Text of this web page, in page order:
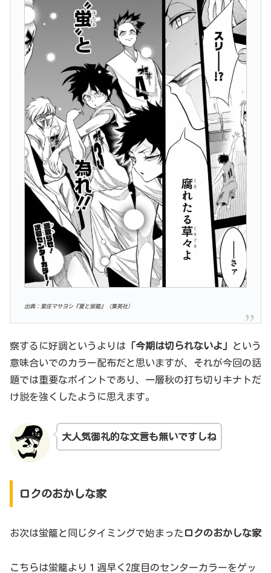
出典：里庄マサヨシ『夏と蛍籠』（集英社）
察するに好調というよりは 「今期は切られないよ」
という
意味合いでのカラー配布だと思いますが、それが今回の話
題では重要なポイントであり、一層秋の打ち切りキナトだ
け説を強くしたように思えます。
大人気御礼的な文言も無いですしね
ロクのおかしな家
お次は蛍籠と同じタイミングで始まった ロクのおかしな家
こちらは蛍籠より１週早く2度目のセンターカラーをゲッ